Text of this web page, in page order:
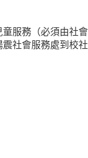
服務（必須由社會
震社會服務處到校